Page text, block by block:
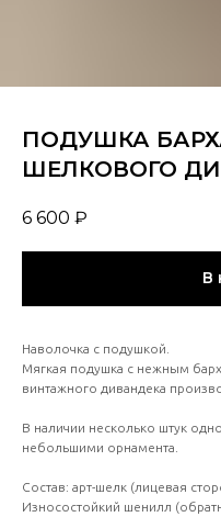
ПОДУШКА
ШЕЛКОВОГО
6 600 ₽
В
Наволочка с подушкой.
Мягкая подушка с нежным
винтажного дивандека
В наличии несколько штук
небольшими орнамента.
Состав: арт-шелк (лицевая
Износостойкий шенилл